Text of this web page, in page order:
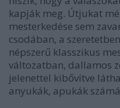
kapják meg. Útjukat
mesterkedése sem
csodában, a
népszerű klasszikus
változatban, dallamos
jelenettel kibővítve
anyukák, apukák